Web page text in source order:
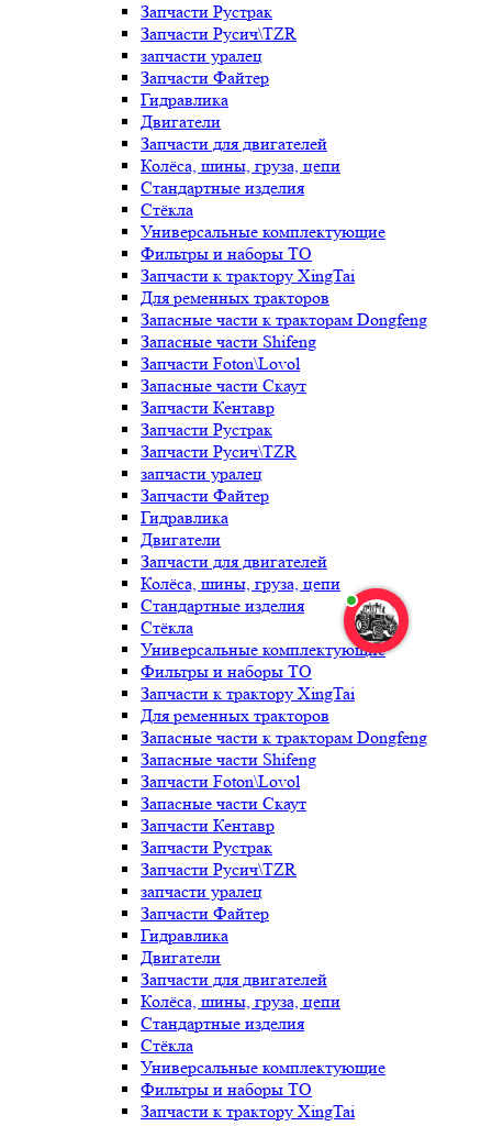
Запчасти Рустрак
Запчасти Русич\TZR
запчасти уралец
Запчасти Файтер
Гидравлика
Двигатели
Запчасти для двигателей
Колёса, шины, груза, цепи
Стандартные изделия
Стёкла
Универсальные комплектующие
Фильтры и наборы ТО
Запчасти к трактору XingTai
Для ременных тракторов
Запасные части к тракторам Dongfeng
Запасные части Shifeng
Запчасти Foton\Lovol
Запасные части Скаут
Запчасти Кентавр
Запчасти Рустрак
Запчасти Русич\TZR
запчасти уралец
Запчасти Файтер
Гидравлика
Двигатели
Запчасти для двигателей
Колёса, шины, груза, цепи
Стандартные изделия
Стёкла
Универсальные комплектующие
Фильтры и наборы ТО
Запчасти к трактору XingTai
Для ременных тракторов
Запасные части к тракторам Dongfeng
Запасные части Shifeng
Запчасти Foton\Lovol
Запасные части Скаут
Запчасти Кентавр
Запчасти Рустрак
Запчасти Русич\TZR
запчасти уралец
Запчасти Файтер
Гидравлика
Двигатели
Запчасти для двигателей
Колёса, шины, груза, цепи
Стандартные изделия
Стёкла
Универсальные комплектующие
Фильтры и наборы ТО
Запчасти к трактору XingTai